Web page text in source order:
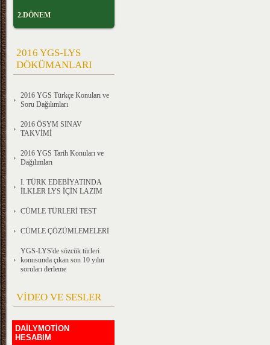
2.DÖNEM
2016 YGS-LYS
DÖKÜMANLARI
2016 YGS Türkçe Konuları ve
Soru Dağılımları
2016 ÖSYM SINAV
TAKVİMİ
2016 YGS Tarih Konuları ve
Dağılımları
I. TÜRK EDEBİYATINDA
İLKLER LYS İÇİN LAZIM
CÜMLE TÜRLERİ TEST
CÜMLE ÇÖZÜMLEMELERİ
YGS-LYS'de sözcük türleri
konusunda çıkan son 10 yılın
soruları derleme
VİDEO VE SESLER
DAİLYMOTİON
HESABIM